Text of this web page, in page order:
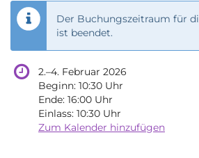
Der Buchungszeitraum für
ist beendet.
2.–bis
4. Februar 2026
Beginn: 10:30 Uhr
Ende: 16:00 Uhr
Einlass: 10:30 Uhr
Zum Kalender hinzufügen